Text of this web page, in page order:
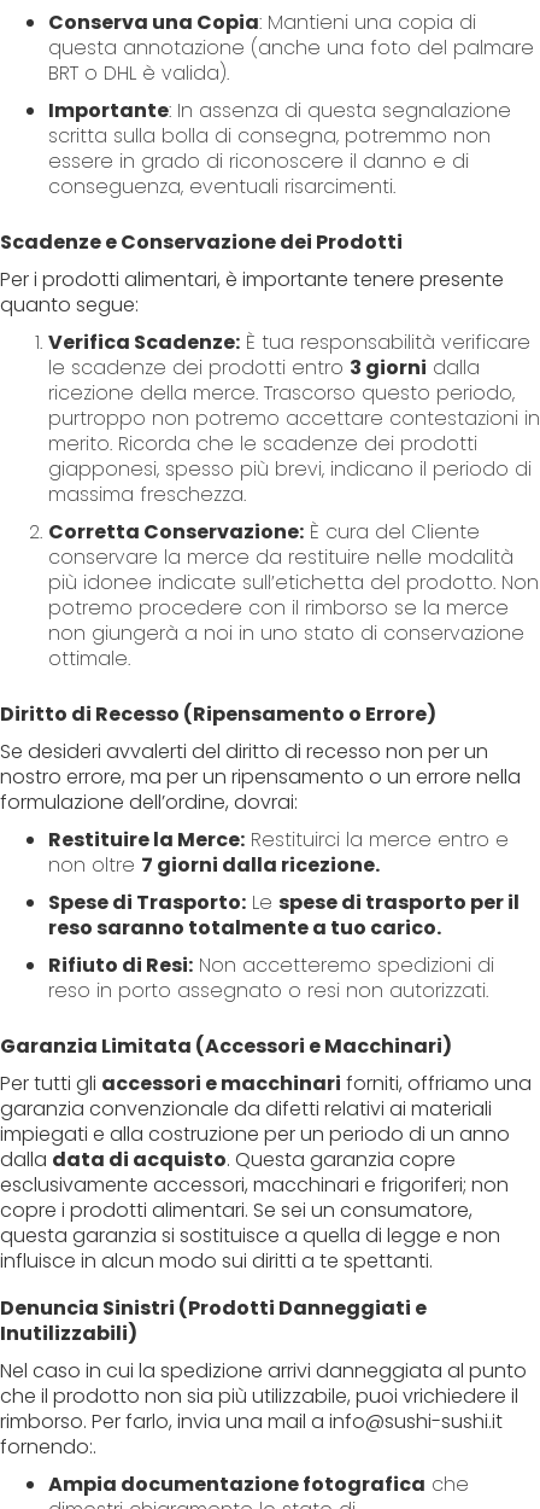
Conserva una Copia: Mantieni una copia di
questa annotazione (anche una foto del palmare
BRT o DHL è valida).
Importante: In assenza di questa segnalazione
scritta sulla bolla di consegna, potremmo non
essere in grado di riconoscere il danno e di
conseguenza, eventuali risarcimenti.
Scadenze e Conservazione dei Prodotti
Per i prodotti alimentari, è importante tenere presente
quanto segue:
Verifica Scadenze: È tua responsabilità verificare
le scadenze dei prodotti entro 3 giorni dalla
ricezione della merce. Trascorso questo periodo,
purtroppo non potremo accettare contestazioni in
merito. Ricorda che le scadenze dei prodotti
giapponesi, spesso più brevi, indicano il periodo di
massima freschezza.
Corretta Conservazione: È cura del Cliente
conservare la merce da restituire nelle modalità
più idonee indicate sull’etichetta del prodotto. Non
potremo procedere con il rimborso se la merce
non giungerà a noi in uno stato di conservazione
ottimale.
Diritto di Recesso (Ripensamento o Errore)
Se desideri avvalerti del diritto di recesso non per un
nostro errore, ma per un ripensamento o un errore nella
formulazione dell’ordine, dovrai:
Restituire la Merce: Restituirci la merce entro e
non oltre 7 giorni dalla ricezione.
Spese di Trasporto: Le spese di trasporto per il
reso saranno totalmente a tuo carico.
Rifiuto di Resi: Non accetteremo spedizioni di
reso in porto assegnato o resi non autorizzati.
Garanzia Limitata (Accessori e Macchinari)
Per tutti gli accessori e macchinari forniti, offriamo una
garanzia convenzionale da difetti relativi ai materiali
impiegati e alla costruzione per un periodo di un anno
dalla data di acquisto. Questa garanzia copre
esclusivamente accessori, macchinari e frigoriferi; non
copre i prodotti alimentari. Se sei un consumatore,
questa garanzia si sostituisce a quella di legge e non
influisce in alcun modo sui diritti a te spettanti.
Denuncia Sinistri (Prodotti Danneggiati e
Inutilizzabili)
Nel caso in cui la spedizione arrivi danneggiata al punto
che il prodotto non sia più utilizzabile, puoi vrichiedere il
rimborso. Per farlo, invia una mail a info@sushi-sushi.it
fornendo:.
Ampia documentazione fotografica che